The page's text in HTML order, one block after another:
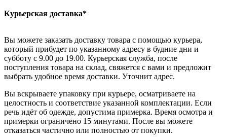
Курьерская доставка*
Вы можете заказать доставку товара с помощью курьера,
который прибудет по указанному адресу в будние дни и
субботу с 9.00 до 19.00. Курьерская служба, после
поступления товара на склад, свяжется с вами и предложит
выбрать удобное время доставки. Уточнит адрес.
Вы вскрываете упаковку при курьере, осматриваете на
целостность и соответствие указанной комплектации. Если
речь идёт об одежде, допустима примерка. Время осмотра и
примерки ограничено 15 минутами. После вы можете
отказаться частично или полностью от покупки.